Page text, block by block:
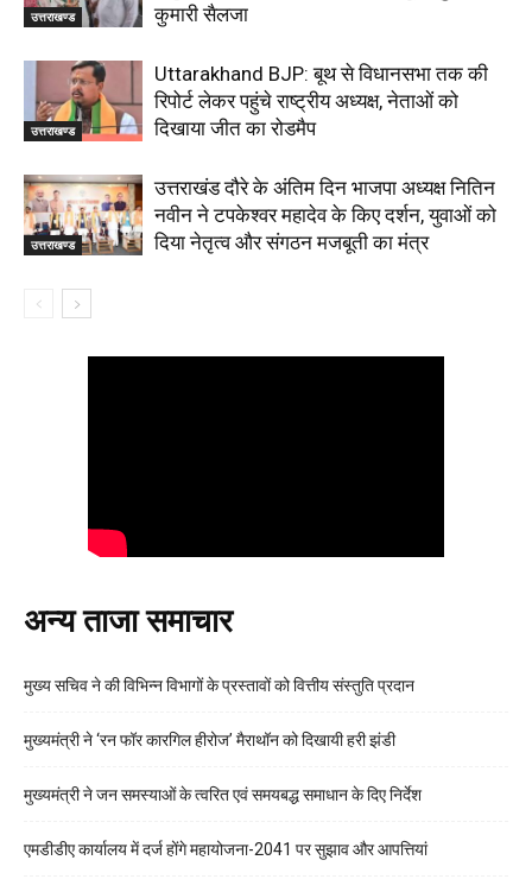
उत्तराखण्ड
कुमारी सैलजा
उत्तराखण्ड
Uttarakhand BJP: बूथ से विधानसभा तक की
रिपोर्ट लेकर पहुंचे राष्ट्रीय अध्यक्ष, नेताओं को
दिखाया जीत का रोडमैप
उत्तराखण्ड
उत्तराखंड दौरे के अंतिम दिन भाजपा अध्यक्ष नितिन
नवीन ने टपकेश्वर महादेव के किए दर्शन, युवाओं को
दिया नेतृत्व और संगठन मजबूती का मंत्र
अन्य ताजा समाचार
मुख्य सचिव ने की विभिन्न विभागों के प्रस्तावों को वित्तीय संस्तुति प्रदान
मुख्यमंत्री ने ‘रन फॉर कारगिल हीरोज’ मैराथॉन को दिखायी हरी झंडी
मुख्यमंत्री ने जन समस्याओं के त्वरित एवं समयबद्ध समाधान के दिए निर्देश
एमडीडीए कार्यालय में दर्ज होंगे महायोजना-2041 पर सुझाव और आपत्तियां